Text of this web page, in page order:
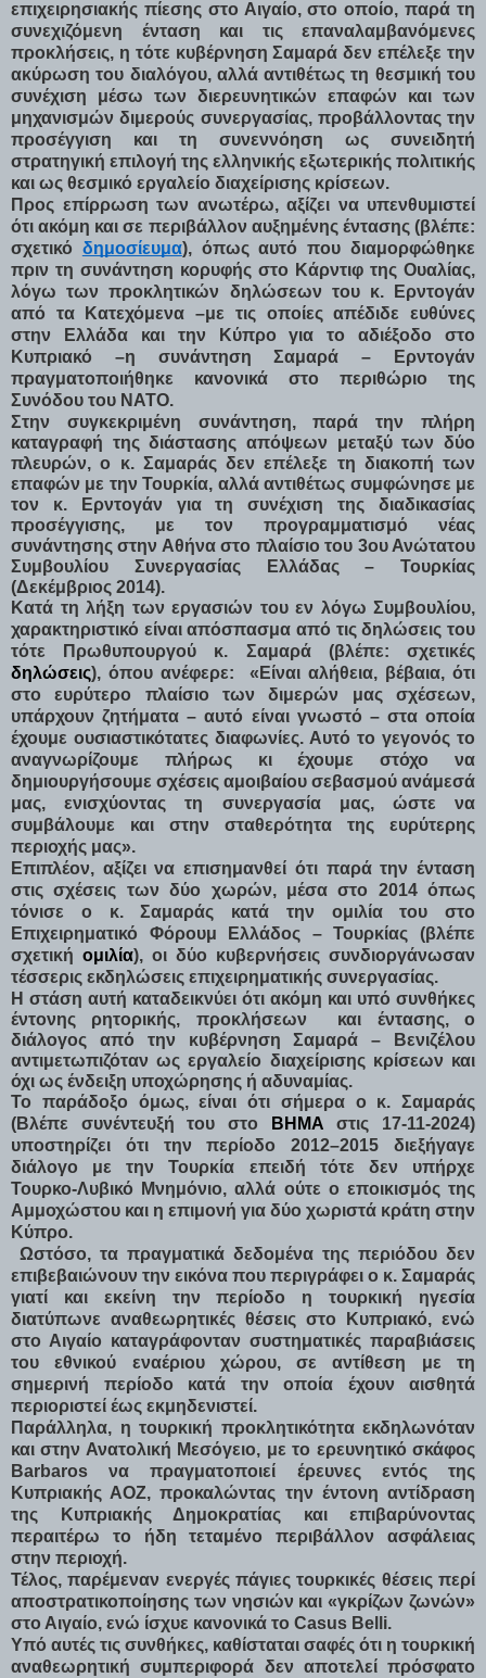
επιχειρησιακής πίεσης στο Αιγαίο, στο οποίο, παρά τη
συνεχιζόμενη ένταση και τις επαναλαμβανόμενες
προκλήσεις, η τότε κυβέρνηση Σαμαρά δεν επέλεξε την
ακύρωση του διαλόγου, αλλά αντιθέτως τη θεσμική του
συνέχιση μέσω των διερευνητικών επαφών και των
μηχανισμών διμερούς συνεργασίας, προβάλλοντας την
προσέγγιση και τη συνεννόηση ως συνειδητή
στρατηγική επιλογή της ελληνικής εξωτερικής πολιτικής
και ως θεσμικό εργαλείο διαχείρισης κρίσεων.
Προς επίρρωση των ανωτέρω, αξίζει να υπενθυμιστεί
ότι ακόμη και σε περιβάλλον αυξημένης έντασης (βλέπε:
σχετικό δημοσίευμα), όπως αυτό που διαμορφώθηκε
πριν τη συνάντηση κορυφής στο Κάρντιφ της Ουαλίας,
λόγω των προκλητικών δηλώσεων του κ. Ερντογάν
από τα Κατεχόμενα –με τις οποίες απέδιδε ευθύνες
στην Ελλάδα και την Κύπρο για το αδιέξοδο στο
Κυπριακό –η συνάντηση Σαμαρά – Ερντογάν
πραγματοποιήθηκε κανονικά στο περιθώριο της
Συνόδου του ΝΑΤΟ.
Στην συγκεκριμένη συνάντηση, παρά την πλήρη
καταγραφή της διάστασης απόψεων μεταξύ των δύο
πλευρών, ο κ. Σαμαράς δεν επέλεξε τη διακοπή των
επαφών με την Τουρκία, αλλά αντιθέτως συμφώνησε με
τον κ. Ερντογάν για τη συνέχιση της διαδικασίας
προσέγγισης, με τον προγραμματισμό νέας
συνάντησης στην Αθήνα στο πλαίσιο του 3ου Ανώτατου
Συμβουλίου Συνεργασίας Ελλάδας – Τουρκίας
(Δεκέμβριος 2014).
Κατά τη λήξη των εργασιών του εν λόγω Συμβουλίου,
χαρακτηριστικό είναι απόσπασμα από τις δηλώσεις του
τότε Πρωθυπουργού κ. Σαμαρά (βλέπε: σχετικές
δηλώσεις), όπου ανέφερε: «Είναι αλήθεια, βέβαια, ότι
στο ευρύτερο πλαίσιο των διμερών μας σχέσεων,
υπάρχουν ζητήματα – αυτό είναι γνωστό – στα οποία
έχουμε ουσιαστικότατες διαφωνίες. Αυτό το γεγονός το
αναγνωρίζουμε πλήρως κι έχουμε στόχο να
δημιουργήσουμε σχέσεις αμοιβαίου σεβασμού ανάμεσά
μας, ενισχύοντας τη συνεργασία μας, ώστε να
συμβάλουμε και στην σταθερότητα της ευρύτερης
περιοχής μας».
Επιπλέον, αξίζει να επισημανθεί ότι παρά την ένταση
στις σχέσεις των δύο χωρών, μέσα στο 2014 όπως
τόνισε ο κ. Σαμαράς κατά την ομιλία του στο
Επιχειρηματικό Φόρουμ Ελλάδος – Τουρκίας (βλέπε
σχετική ομιλία), οι δύο κυβερνήσεις συνδιοργάνωσαν
τέσσερις εκδηλώσεις επιχειρηματικής συνεργασίας.
Η στάση αυτή καταδεικνύει ότι ακόμη και υπό συνθήκες
έντονης ρητορικής, προκλήσεων και έντασης, ο
διάλογος από την κυβέρνηση Σαμαρά – Βενιζέλου
αντιμετωπιζόταν ως εργαλείο διαχείρισης κρίσεων και
όχι ως ένδειξη υποχώρησης ή αδυναμίας.
Το παράδοξο όμως, είναι ότι σήμερα ο κ. Σαμαράς
(Βλέπε συνέντευξή του στο
ΒΗΜΑ στις 17-11-2024)
υποστηρίζει ότι την περίοδο 2012–2015 διεξήγαγε
διάλογο με την Τουρκία επειδή τότε δεν υπήρχε
Τουρκο-Λυβικό Μνημόνιο, αλλά ούτε ο εποικισμός της
Αμμοχώστου και η επιμονή για δύο χωριστά κράτη στην
Κύπρο.
Ωστόσο, τα πραγματικά δεδομένα της περιόδου δεν
επιβεβαιώνουν την εικόνα που περιγράφει ο κ. Σαμαράς
γιατί και εκείνη την περίοδο η τουρκική ηγεσία
διατύπωνε αναθεωρητικές θέσεις στο Κυπριακό, ενώ
στο Αιγαίο καταγράφονταν συστηματικές παραβιάσεις
του εθνικού εναέριου χώρου, σε αντίθεση με τη
σημερινή περίοδο κατά την οποία έχουν αισθητά
περιοριστεί έως εκμηδενιστεί.
Παράλληλα, η τουρκική προκλητικότητα εκδηλωνόταν
και στην Ανατολική Μεσόγειο, με το ερευνητικό σκάφος
Barbaros να πραγματοποιεί έρευνες εντός της
Κυπριακής ΑΟΖ, προκαλώντας την έντονη αντίδραση
της Κυπριακής Δημοκρατίας και επιβαρύνοντας
περαιτέρω το ήδη τεταμένο περιβάλλον ασφάλειας
στην περιοχή.
Τέλος, παρέμεναν ενεργές πάγιες τουρκικές θέσεις περί
αποστρατικοποίησης των νησιών και «γκρίζων ζωνών»
στο Αιγαίο, ενώ ίσχυε κανονικά το Casus Belli.
Υπό αυτές τις συνθήκες, καθίσταται σαφές ότι η τουρκική
αναθεωρητική συμπεριφορά δεν αποτελεί πρόσφατο